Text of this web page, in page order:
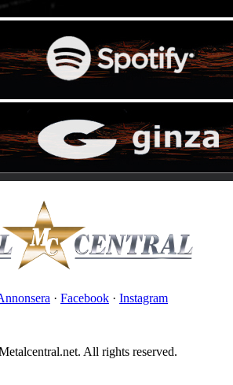
· Facebook · Instagram
All rights reserved.